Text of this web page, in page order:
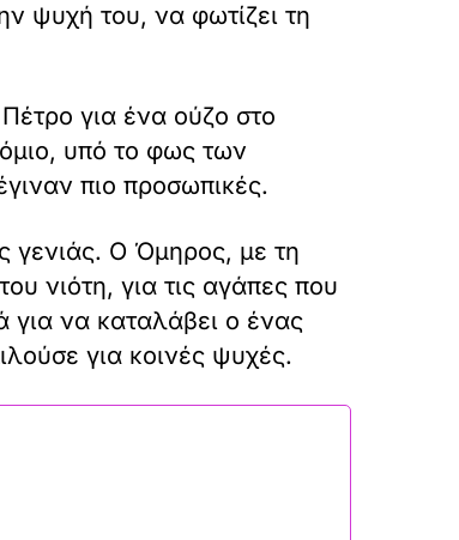
ψυχή του, να φωτίζει τη
για ένα ούζο στο
υπό το φως των
πιο προσωπικές.
γενιάς. Ο Όμηρος, με τη
νιότη, για τις αγάπες που
για να καταλάβει ο ένας
για κοινές ψυχές.